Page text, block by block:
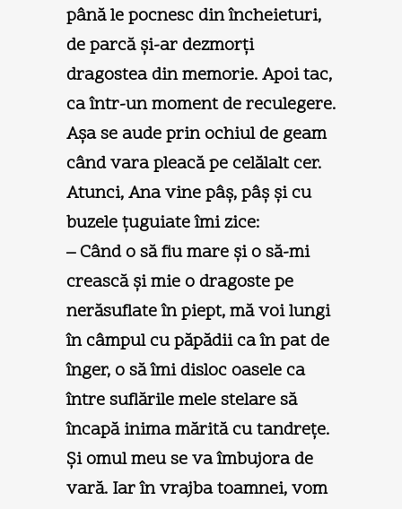
până le pocnesc din încheieturi,
de parcă şi-ar dezmorţi
dragostea din memorie. Apoi tac,
ca într-un moment de reculegere.
Aşa se aude prin ochiul de geam
când vara pleacă pe celălalt cer.
Atunci, Ana vine pâş, pâş şi cu
buzele ţuguiate îmi zice:
– Când o să fiu mare şi o să-mi
crească şi mie o dragoste pe
nerăsuflate în piept, mă voi lungi
în câmpul cu păpădii ca în pat de
înger, o să îmi disloc oasele ca
între suflările mele stelare să
încapă inima mărită cu tandreţe.
Şi omul meu se va îmbujora de
vară. Iar în vrajba toamnei, vom